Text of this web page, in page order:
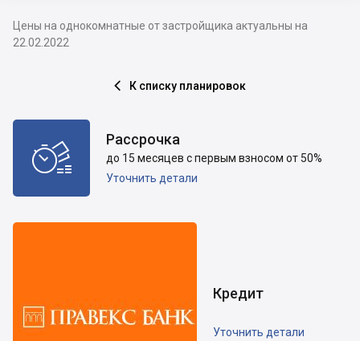
Цены на однокомнатные от застройщика актуальны на
22.02.2022
 К списку планировок

Рассрочка
до 15 месяцев с первым взносом от 50%
Уточнить детали
Кредит
Уточнить детали